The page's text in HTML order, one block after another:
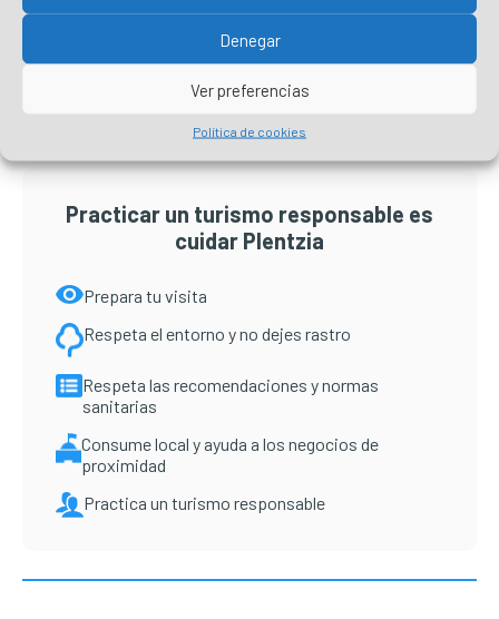
Denegar
Ver preferencias
Política de cookies
Barra
principal
Practicar un turismo responsable es
cuidar Plentzia
Prepara tu visita
Respeta el entorno y no dejes rastro
Respeta las recomendaciones y normas
sanitarias
Consume local y ayuda a los negocios de
proximidad
Practica un turismo responsable